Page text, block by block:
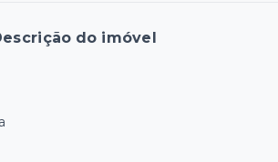
do imóvel